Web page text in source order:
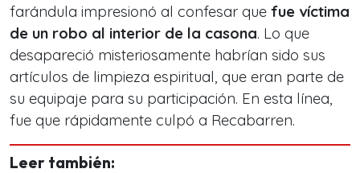
farándula impresionó al confesar que fue víctima
de un robo al interior de la casona. Lo que
desapareció misteriosamente habrían sido sus
artículos de limpieza espiritual, que eran parte de
su equipaje para su participación. En esta línea,
fue que rápidamente culpó a Recabarren.
Leer también: